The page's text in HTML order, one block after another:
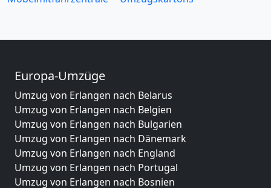
Europa-Umzüge
Umzug von Erlangen nach Belarus
Umzug von Erlangen nach Belgien
Umzug von Erlangen nach Bulgarien
Umzug von Erlangen nach Dänemark
Umzug von Erlangen nach England
Umzug von Erlangen nach Portugal
Umzug von Erlangen nach Bosnien